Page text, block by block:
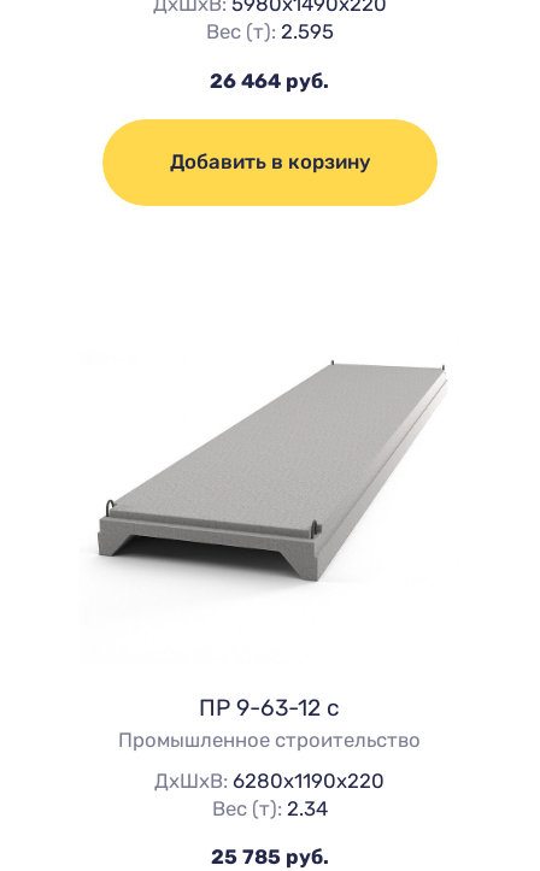
Вес (т): 2.595
26 464 руб.
Добавить в корзину
ПР 9-63-12 с
Промышленное строительство
ДхШхВ:6280х1190х220
Вес (т): 2.34
25 785 руб.